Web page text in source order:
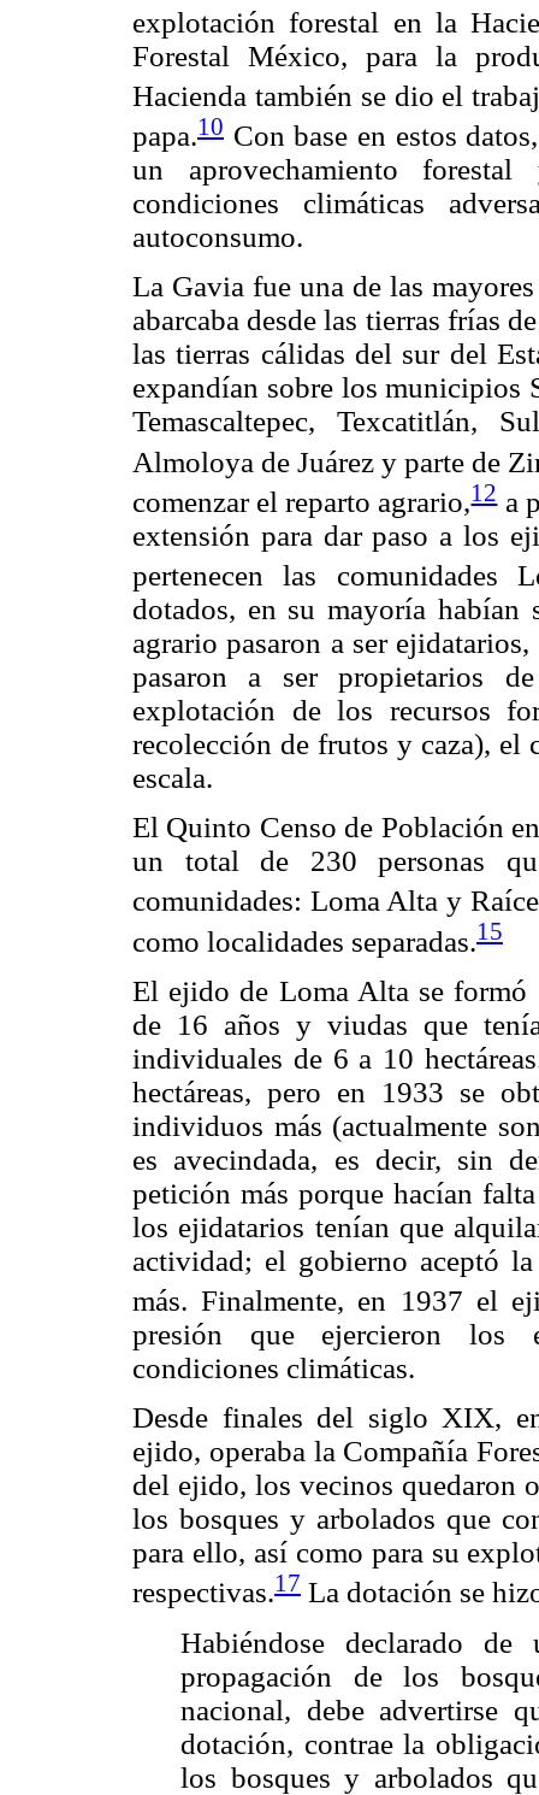
explotación forestal en la
Forestal México, para la
Hacienda también se dio el
papa.10 Con base en estos
un aprovechamiento
condiciones climáticas
autoconsumo.
La Gavia fue una de las
abarcaba desde las tierras frías
las tierras cálidas del sur del
expandían sobre los
Temascaltepec, Texcatitlán,
Almoloya de Juárez y parte de
comenzar el reparto agrario,12a
extensión para dar paso a los
pertenecen las comunidades
dotados, en su mayoría habían
agrario pasaron a ser
pasaron a ser propietarios
explotación de los recursos
recolección de frutos y caza), el
escala.
El Quinto Censo de Población
un total de 230 personas
comunidades: Loma Alta y
como localidades separadas.15
El ejido de Loma Alta se formó
de 16 años y viudas que
individuales de 6 a 10
hectáreas, pero en 1933 se
individuos más (actualmente
es avecindada, es decir, sin
petición más porque hacían
los ejidatarios tenían que
actividad; el gobierno aceptó
más. Finalmente, en 1937 el
presión que ejercieron los
condiciones climáticas.
Desde finales del siglo XIX,
ejido, operaba la Compañía
del ejido, los vecinos quedaron
los bosques y arbolados que
para ello, así como para su
respectivas.17 La dotación se
Habiéndose declarado
propagación de los
nacional, debe advertirse
dotación, contrae la
los bosques y arbolados